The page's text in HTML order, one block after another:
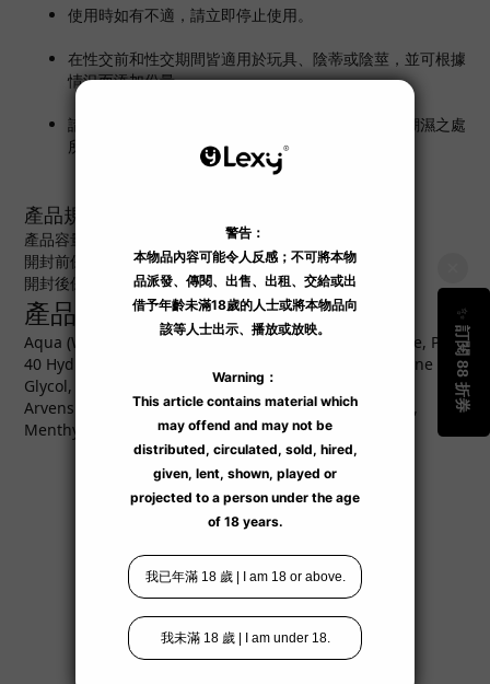
使用時如有不適，請立即停止使用。
在性交前和性交期間皆適用於玩具、陰蒂或陰莖，並可根據
情況而添加份量。
請收納於陰涼之處所，避免陽光直接曝曬、高溫、潮濕之處
所。
產品規格
產品容量：100 ml
開封前保質期：約 3 年
開封後保質期：約 6 個月
產品成份：
Aqua (Water), Sorbitol, Glycerin, Hydroxyethylcellulose, Peg-
40 Hydrogenated Castor Oil, Aroma (Flavour), Propylene
Glycol, Sodium Benzoate, Sodium Saccharin, Mentha
Arvensis Leaf Oil, Menthol, L-Menthanone, Limonene,
Menthyl Acetate, Carvone, Pinene.
了解更多